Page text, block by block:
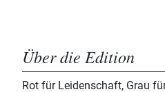
Über die Edition
Rot für Leidenschaft, Grau